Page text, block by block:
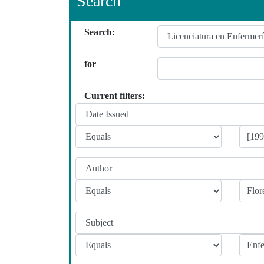
Search:
for
Current filters: